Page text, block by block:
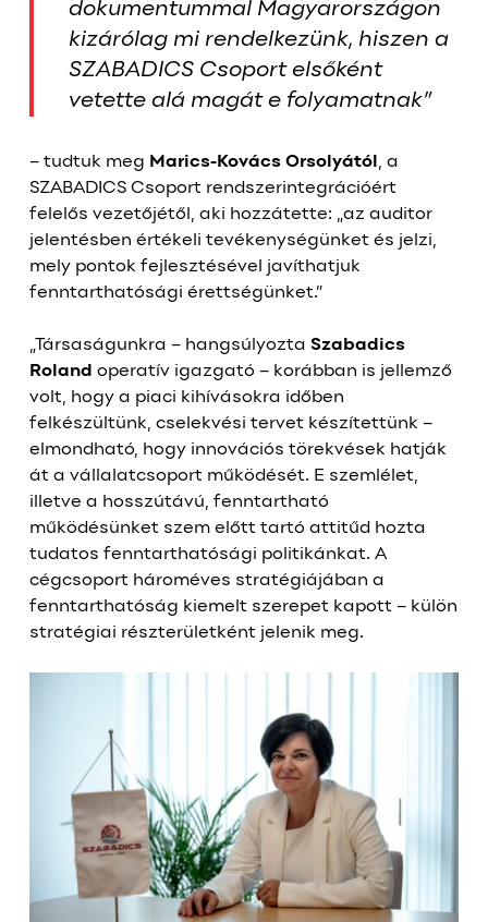
dokumentummal Magyarországon
kizárólag mi rendelkezünk, hiszen a
SZABADICS Csoport elsőként
vetette alá magát e folyamatnak”
– tudtuk meg Marics-Kovács Orsolyától , a
SZABADICS Csoport rendszerintegrációért
felelős vezetőjétől, aki hozzátette: „az auditor
jelentésben értékeli tevékenységünket és jelzi,
mely pontok fejlesztésével javíthatjuk
fenntarthatósági érettségünket.”
„Társaságunkra – hangsúlyozta Szabadics
Roland operatív igazgató – korábban is jellemző
volt, hogy a piaci kihívásokra időben
felkészültünk, cselekvési tervet készítettünk –
elmondható, hogy innovációs törekvések hatják
át a vállalatcsoport működését. E szemlélet,
illetve a hosszútávú, fenntartható
működésünket szem előtt tartó attitűd hozta
tudatos fenntarthatósági politikánkat. A
cégcsoport hároméves stratégiájában a
fenntarthatóság kiemelt szerepet kapott – külön
stratégiai részterületként jelenik meg.